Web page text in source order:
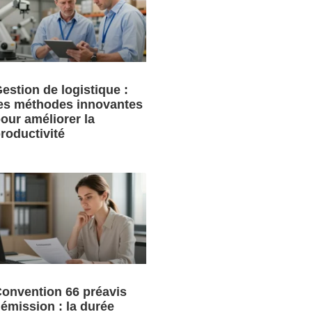
de logistique :
méthodes innovantes
améliorer la
66 préavis
: la durée